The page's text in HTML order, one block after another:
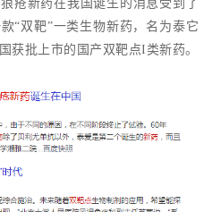
疮新药在我国诞生的消息受到了
“双靶”一类生物新药，名为泰它
获批上市的国产双靶点I类新药。